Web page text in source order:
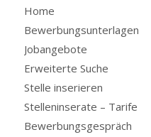
Home
Bewerbungsunterlagen
Jobangebote
Erweiterte Suche
Stelle inserieren
Stelleninserate – Tarife
Bewerbungsgespräch